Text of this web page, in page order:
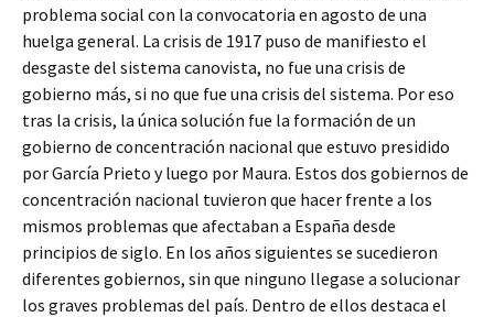
problema social con la convocatoria en agosto de una
huelga general. La crisis de 1917 puso de manifiesto el
desgaste del sistema canovista, no fue una crisis de
gobierno más, si no que fue una crisis del sistema. Por eso
tras la crisis, la única solución fue la formación de un
gobierno de concentración nacional que estuvo presidido
por García Prieto y luego por Maura. Estos dos gobiernos de
concentración nacional tuvieron que hacer frente a los
mismos problemas que afectaban a España desde
principios de siglo. En los años siguientes se sucedieron
diferentes gobiernos, sin que ninguno llegase a solucionar
los graves problemas del país. Dentro de ellos destaca el